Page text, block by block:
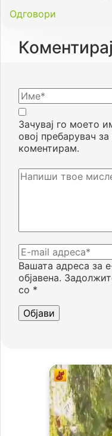
Одговори
Вашата адреса за
објавена.
со *
Зачувај го моето
овој пребарувач
коментирам.